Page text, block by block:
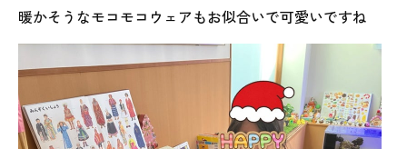
暖かそうなモコモコウェアもお似合いで可愛いですね